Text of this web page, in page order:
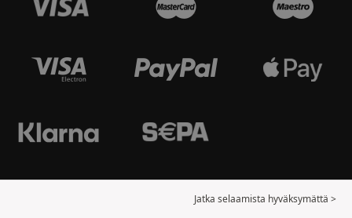
Jatka selaamista hyväksymättä >